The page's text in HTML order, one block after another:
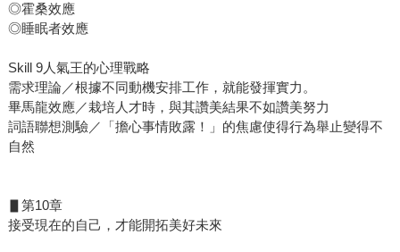
◎霍桑效應
◎睡眠者效應
Skill 9人氣王的心理戰略
需求理論／根據不同動機安排工作，就能發揮實力。
畢馬龍效應／栽培人才時，與其讚美結果不如讚美努力
詞語聯想測驗／「擔心事情敗露！」的焦慮使得行為舉止變得不
自然
▋第10章
接受現在的自己，才能開拓美好未來